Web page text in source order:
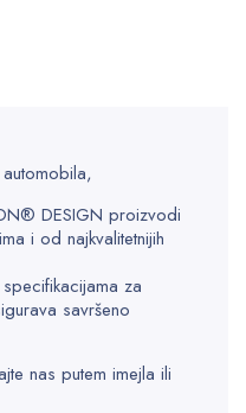
DESIGN proizvodi
i od najkvalitetnijih
za
savršeno
nas putem imejla ili